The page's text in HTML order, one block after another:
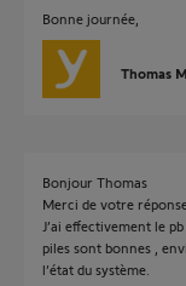
Bonne journée,
Thomas
Bonjour Thomas
Merci de votre
J’ai effectivement le
piles sont bonnes ,
l’état du système.